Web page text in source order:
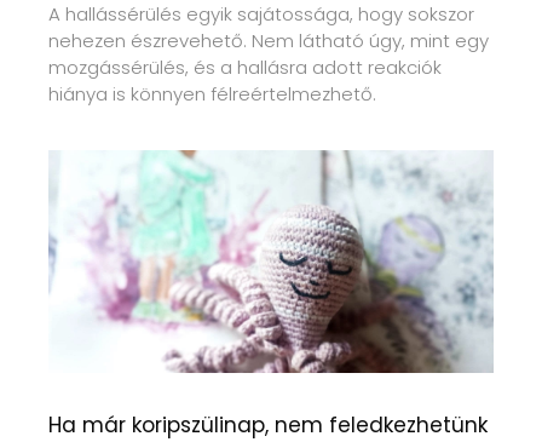
A hallássérülés egyik sajátossága, hogy sokszor
nehezen észrevehető. Nem látható úgy, mint egy
mozgássérülés, és a hallásra adott reakciók
hiánya is könnyen félreértelmezhető.
Ha már koripszülinap, nem feledkezhetünk